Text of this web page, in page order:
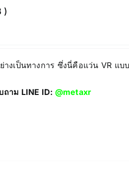
)
างเป็นทางการ ซึ่งนี่คือแว่น VR แ
าม LINE ID: @metaxr